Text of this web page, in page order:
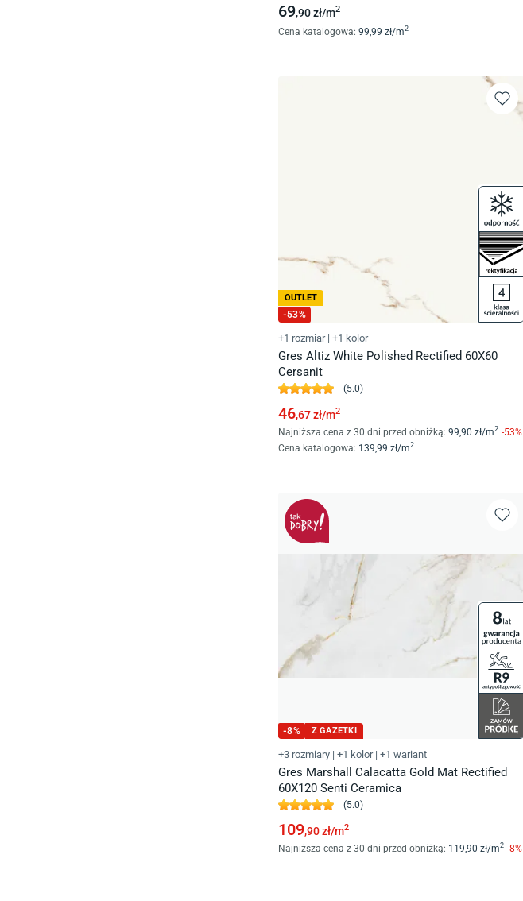
69,90zł/m2
Cena katalogowa: 99 ,99 zł/m2
OUTLET
-53%
+1 rozmiar | +1 kolor
Gres Altiz White Polished Rectified 60X60
Cersanit
(5.0)
46,67zł/m2
Najniższa cena z 30 dni przed obniżką: 99 ,90 zł/m2 -53%
Cena katalogowa: 139 ,99 zł/m2
-8% Z GAZETKI
+3 rozmiary | +1 kolor | +1 wariant
Gres Marshall Calacatta Gold Mat Rectified
60X120 Senti Ceramica
(5.0)
109,90zł/m2
Najniższa cena z 30 dni przed obniżką: 119 ,90 zł/m2 -8%